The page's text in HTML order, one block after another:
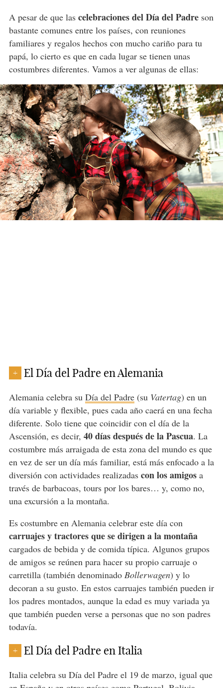
A pesar de que las celebraciones del Día del Padreson
bastante comunes entre los países, con reuniones
familiares y regalos hechos con mucho cariño para tu
papá, lo cierto es que en cada lugar se tienen unas
costumbres diferentes. Vamos a ver algunas de ellas:
+ El Día del Padre en Alemania
Alemania celebra su Día del Padre(su Vatertag) en un
día variable y flexible, pues cada año caerá en una fecha
diferente. Solo tiene que coincidir con el día de la
Ascensión, es decir, 40 días después de la Pascua. La
costumbre más arraigada de esta zona del mundo es que
en vez de ser un día más familiar, está más enfocado a la
diversión con actividades realizadas con los amigosa
través de barbacoas, tours por los bares… y, como no,
una excursión a la montaña.
Es costumbre en Alemania celebrar este día con
carruajes y tractores que se dirigen a la montaña
cargados de bebida y de comida típica. Algunos grupos
de amigos se reúnen para hacer su propio carruaje o
carretilla (también denominado Bollerwagen) y lo
decoran a su gusto. En estos carruajes también pueden ir
los padres montados, aunque la edad es muy variada ya
que también pueden verse a personas que no son padres
todavía.
+ El Día del Padre en Italia
Italia celebra su Día del Padre el 19 de marzo, igual que